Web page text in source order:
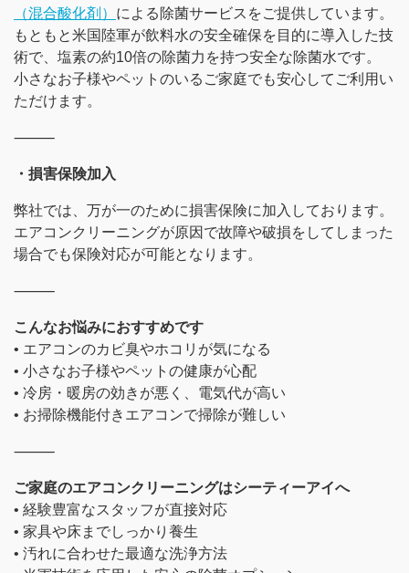
（混合酸化剤） による除菌サービスをご提供しています。
もともと米国陸軍が飲料水の安全確保を目的に導入した技
術で、塩素の約10倍の除菌力を持つ安全な除菌水です。
小さなお子様やペットのいるご家庭でも安心してご利用い
ただけます。
⸻
・損害保険加入
弊社では、万が一のために損害保険に加入しております。
エアコンクリーニングが原因で故障や破損をしてしまった
場合でも保険対応が可能となります。
⸻
こんなお悩みにおすすめです
• エアコンのカビ臭やホコリが気になる
• 小さなお子様やペットの健康が心配
• 冷房・暖房の効きが悪く、電気代が高い
• お掃除機能付きエアコンで掃除が難しい
⸻
ご家庭のエアコンクリーニングはシーティーアイへ
• 経験豊富なスタッフが直接対応
• 家具や床までしっかり養生
• 汚れに合わせた最適な洗浄方法